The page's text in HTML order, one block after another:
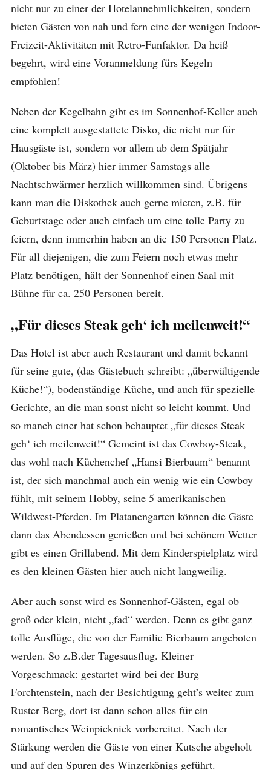
nicht nur zu einer der Hotelannehmlichkeiten, sondern
bieten Gästen von nah und fern eine der wenigen Indoor-
Freizeit-Aktivitäten mit Retro-Funfaktor. Da heiß
begehrt, wird eine Voranmeldung fürs Kegeln
empfohlen!
Neben der Kegelbahn gibt es im Sonnenhof-Keller auch
eine komplett ausgestattete Disko, die nicht nur für
Hausgäste ist, sondern vor allem ab dem Spätjahr
(Oktober bis März) hier immer Samstags alle
Nachtschwärmer herzlich willkommen sind. Übrigens
kann man die Diskothek auch gerne mieten, z.B. für
Geburtstage oder auch einfach um eine tolle Party zu
feiern, denn immerhin haben an die 150 Personen Platz.
Für all diejenigen, die zum Feiern noch etwas mehr
Platz benötigen, hält der Sonnenhof einen Saal mit
Bühne für ca. 250 Personen bereit.
„Für dieses Steak geh‘ ich meilenweit!“
Das Hotel ist aber auch Restaurant und damit bekannt
für seine gute, (das Gästebuch schreibt: „überwältigende
Küche!“), bodenständige Küche, und auch für spezielle
Gerichte, an die man sonst nicht so leicht kommt. Und
so manch einer hat schon behauptet „für dieses Steak
geh‘ ich meilenweit!“ Gemeint ist das Cowboy-Steak,
das wohl nach Küchenchef „Hansi Bierbaum“ benannt
ist, der sich manchmal auch ein wenig wie ein Cowboy
fühlt, mit seinem Hobby, seine 5 amerikanischen
Wildwest-Pferden. Im Platanengarten können die Gäste
dann das Abendessen genießen und bei schönem Wetter
gibt es einen Grillabend. Mit dem Kinderspielplatz wird
es den kleinen Gästen hier auch nicht langweilig.
Aber auch sonst wird es Sonnenhof-Gästen, egal ob
groß oder klein, nicht „fad“ werden. Denn es gibt ganz
tolle Ausflüge, die von der Familie Bierbaum angeboten
werden. So z.B.der Tagesausflug. Kleiner
Vorgeschmack: gestartet wird bei der Burg
Forchtenstein, nach der Besichtigung geht’s weiter zum
Ruster Berg, dort ist dann schon alles für ein
romantisches Weinpicknick vorbereitet. Nach der
Stärkung werden die Gäste von einer Kutsche abgeholt
und auf den Spuren des Winzerkönigs geführt.